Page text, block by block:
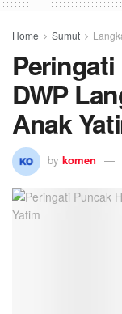
Home Sumut
Peringati
DWP
Anak
by komen